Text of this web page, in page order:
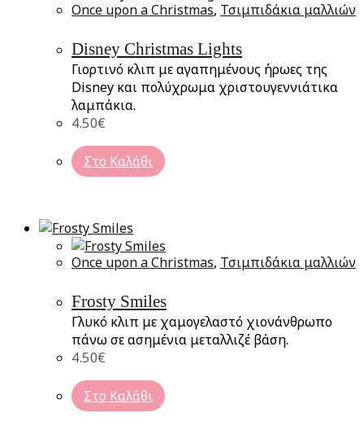
Once upon a Christmas, Τσιμπιδάκια μαλλιών
Disney Christmas Lights
Γιορτινό κλιπ με αγαπημένους ήρωες της
Disney και πολύχρωμα χριστουγεννιάτικα
λαμπάκια.
4.50€
Στο Καλάθι
Once upon a Christmas, Τσιμπιδάκια μαλλιών
Frosty Smiles
Γλυκό κλιπ με χαμογελαστό χιονάνθρωπο
πάνω σε ασημένια μεταλλιζέ βάση.
4.50€
Στο Καλάθι